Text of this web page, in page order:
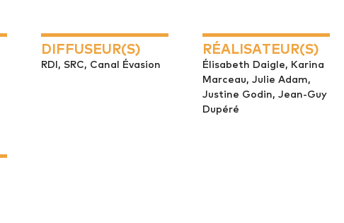
DIFFUSEUR(S)
RDI, SRC, Canal Évasion
RÉALISATEUR(S)
Élisabeth Daigle, Karina
Marceau, Julie Adam,
Justine Godin, Jean-Guy
Dupéré